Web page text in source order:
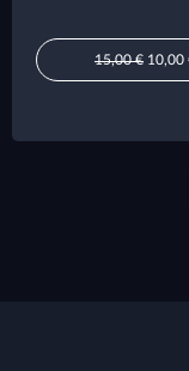
15,00 € 10,00